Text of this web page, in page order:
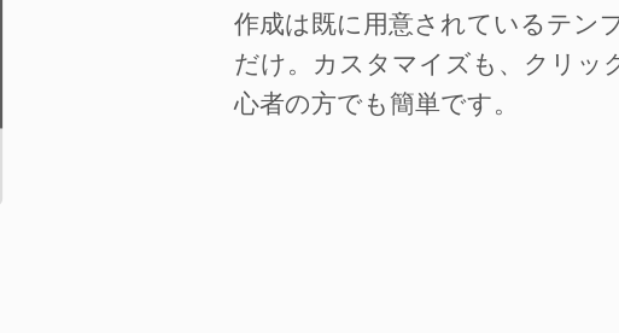
作成は既に用意されているテン
だけ。カスタマイズも、クリッ
心者の方でも簡単です。